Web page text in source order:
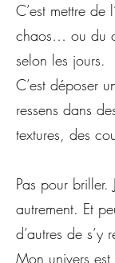
C’est mettre de
chaos… ou du
selon les jours.
C’est déposer
ressens dans
textures, des
Pas pour briller.
autrement. Et
d’autres de s’y
Mon univers est